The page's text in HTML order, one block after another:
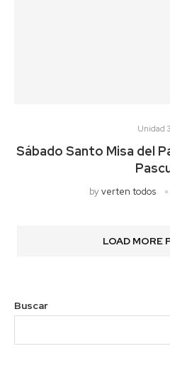
Unidad
Sábado Santo Misa del
byverten todos
LOAD MORE
Buscar